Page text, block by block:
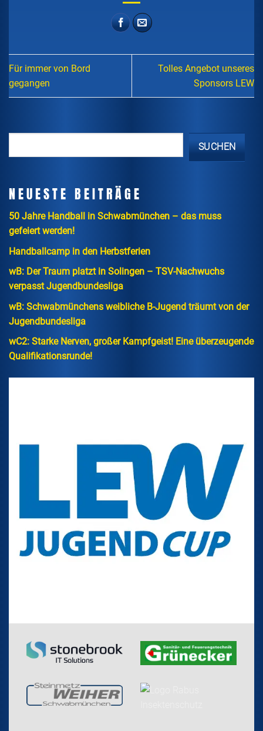
Für immer von Bord
gegangen
Tolles Angebot unseres
Sponsors LEW
SUCHEN
NEUESTE BEITRÄGE
50 Jahre Handball in Schwabmünchen – das muss
gefeiert werden!
Handballcamp in den Herbstferien
wB: Der Traum platzt in Solingen – TSV-Nachwuchs
verpasst Jugendbundesliga
wB: Schwabmünchens weibliche B-Jugend träumt von der
Jugendbundesliga
wC2: Starke Nerven, großer Kampfgeist! Eine überzeugende
Qualifikationsrunde!